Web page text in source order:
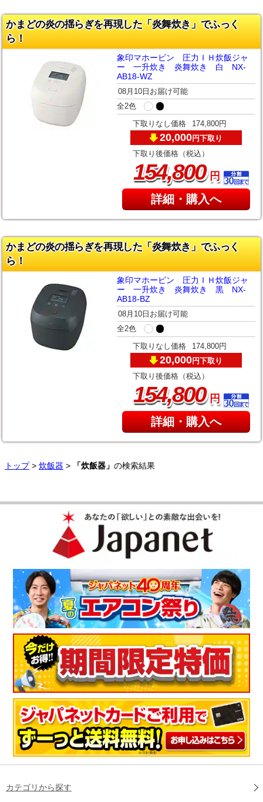
かまどの炎の揺らぎを再現した「炎舞炊き」でふっく
ら！
象印マホービン 圧力ＩＨ炊飯ジャ
ー 一升炊き 炎舞炊き 白 NX-
AB18-WZ
08月10日お届け可能
全2色
下取りなし価格 174,800円
20,000円下取り
下取り後価格（税込）
154,800円
詳細・購入へ
かまどの炎の揺らぎを再現した「炎舞炊き」でふっく
ら！
象印マホービン 圧力ＩＨ炊飯ジャ
ー 一升炊き 炎舞炊き 黒 NX-
AB18-BZ
08月10日お届け可能
全2色
下取りなし価格 174,800円
20,000円下取り
下取り後価格（税込）
154,800円
詳細・購入へ
トップ> 炊飯器 > 「炊飯器」 の検索結果
カテゴリから探す